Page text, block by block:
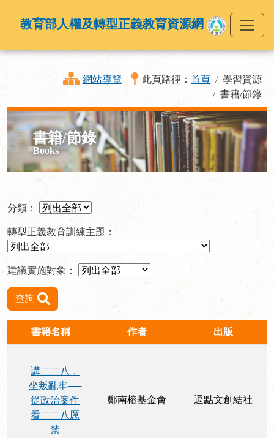
教育部人權及轉型正義教育資源網
網站導覽 此頁路徑： 首頁
學習資源
書籍/節錄
書籍/節錄
Books
分類：
轉型正義教育訓練主題：
建議實施對象：
查詢
書籍名稱 作者 出版
講二二八，
坐叛亂牢──
從政治案件
看二二八厲
禁
鄭南榕基金會 逗點文創結社